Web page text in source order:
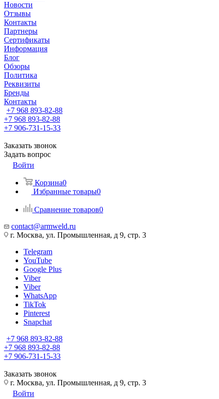
Новости
Отзывы
Контакты
Партнеры
Сертификаты
Информация
Блог
Обзоры
Политика
Реквизиты
Бренды
Контакты
+7 968 893-82-88
+7 968 893-82-88
+7 906-731-15-33
Заказать звонок
Задать вопрос
Войти
Корзина0
Избранные товары0
Сравнение товаров0
contact@armweld.ru
г. Москва, ул. Промышленная, д 9, стр. 3
Telegram
YouTube
Google Plus
Viber
Viber
WhatsApp
TikTok
Pinterest
Snapchat
+7 968 893-82-88
+7 968 893-82-88
+7 906-731-15-33
Заказать звонок
г. Москва, ул. Промышленная, д 9, стр. 3
Войти